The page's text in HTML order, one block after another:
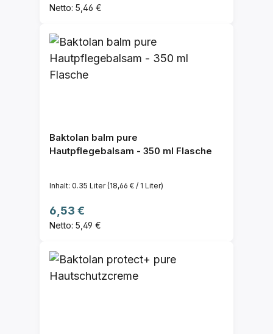
Netto: 5,46 €
Baktolan balm pure
Hautpflegebalsam - 350 ml Flasche
Inhalt: 0.35 Liter(18,66 € / 1 Liter)
Regulärer Preis:
6,53 €
Netto: 5,49 €